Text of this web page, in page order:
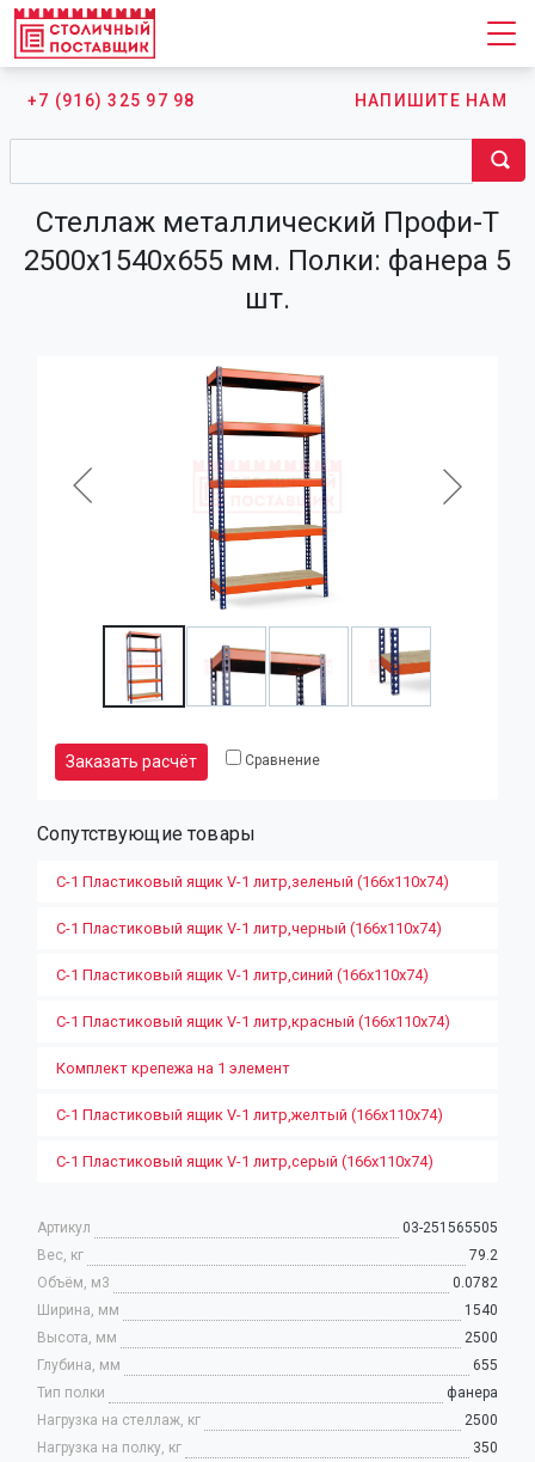
+7 (916) 325 97 98 НАПИШИТЕ НАМ
Стеллаж металлический Профи-Т
2500х1540х655 мм. Полки: фанера 5
шт.
Заказать расчёт Сравнение
Сопутствующие товары
С-1 Пластиковый ящик V-1 литр,зеленый (166х110х74)
С-1 Пластиковый ящик V-1 литр,черный (166х110х74)
С-1 Пластиковый ящик V-1 литр,синий (166х110х74)
С-1 Пластиковый ящик V-1 литр,красный (166х110х74)
Комплект крепежа на 1 элемент
С-1 Пластиковый ящик V-1 литр,желтый (166х110х74)
С-1 Пластиковый ящик V-1 литр,серый (166х110х74)
Артикул
03-251565505
Вес, кг
79.2
Объём, м3
0.0782
Ширина, мм
1540
Высота, мм
2500
Глубина, мм
655
Тип полки
фанера
Нагрузка на стеллаж, кг
2500
Нагрузка на полку, кг
350